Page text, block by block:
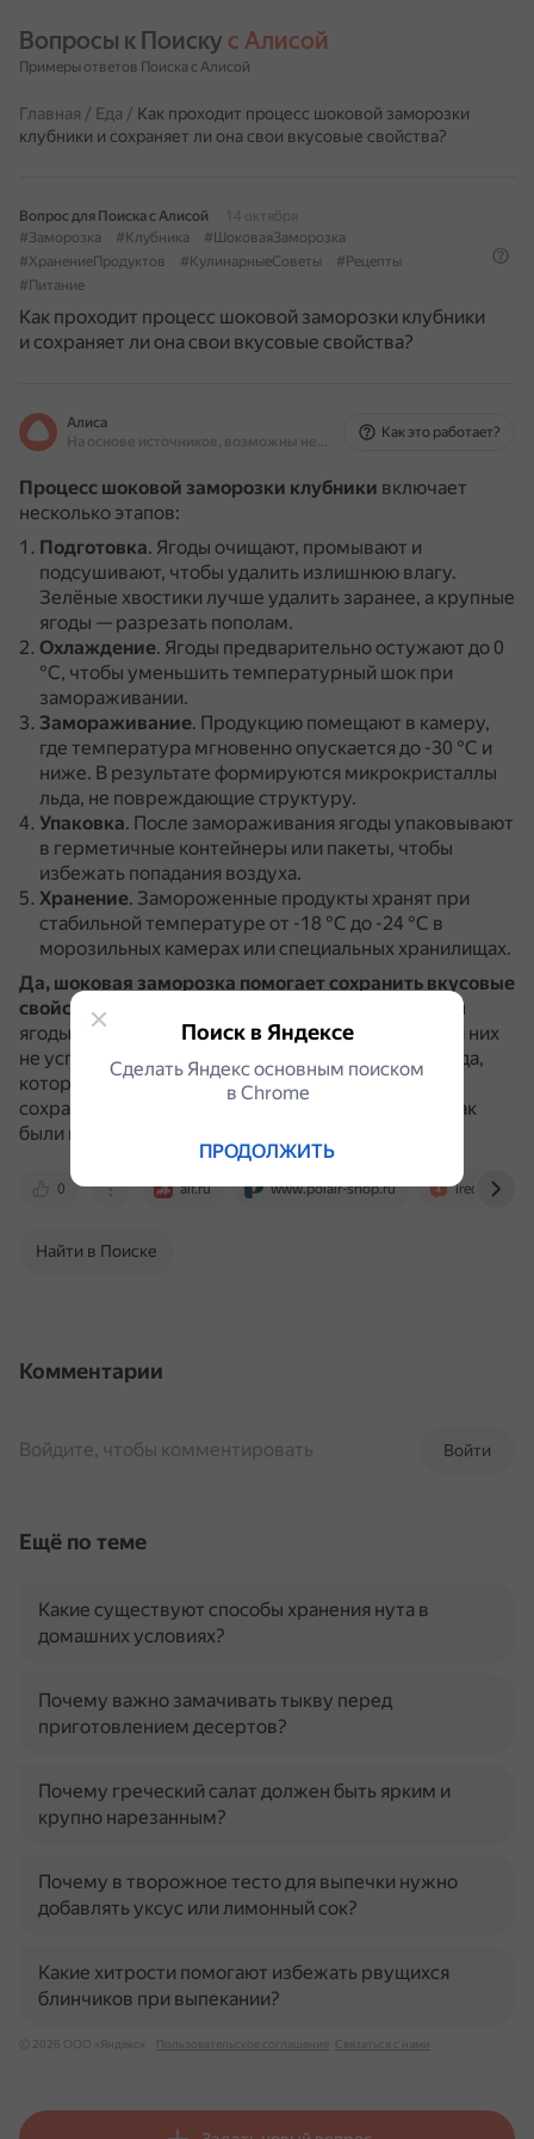
Вопросы к Поиску с Алисой
Примеры ответов Поиска с Алисой
Главная / Еда / Как проходит процесс шоковой заморозки
клубники и сохраняет ли она свои вкусовые свойства?
Вопрос для Поиска с Алисой
14 октября
#Заморозка
#Клубника
#ШоковаяЗаморозка
#ХранениеПродуктов
#КулинарныеСоветы
#Рецепты
#Питание
Как проходит процесс шоковой заморозки клубники
и сохраняет ли она свои вкусовые свойства?
Алиса
На основе источников, возможны неточности
Как это работает?
Процесс шоковой заморозки клубники включает
несколько этапов:
Подготовка. Ягоды очищают, промывают и
подсушивают, чтобы удалить излишнюю влагу.
Зелёные хвостики лучше удалить заранее, а крупные
ягоды — разрезать пополам.
Охлаждение. Ягоды предварительно остужают до 0
°C, чтобы уменьшить температурный шок при
замораживании.
Замораживание. Продукцию помещают в камеру,
где температура мгновенно опускается до -30 °C и
ниже. В результате формируются микрокристаллы
льда, не повреждающие структуру.
Упаковка. После замораживания ягоды упаковывают
в герметичные контейнеры или пакеты, чтобы
избежать попадания воздуха.
Хранение. Замороженные продукты хранят при
стабильной температуре от -18 °C до -24 °C в
морозильных камерах или специальных хранилищах.
Да, шоковая заморозка помогает сохранить вкусовые
свойства клубники
Смысл процесса в том, чтобы
ягоды застыли как можно быстрее — тогда внутри них
не успевают образоваться крупные кристаллы льда,
которые разрывают ткани.В результате ягоды
сохраняют форму, цвет и вкус почти такими же, как
были в свежем виде.
0 aif.ru www.polair-shop.ru
Найти в Поиске
Комментарии
Войти
Войдите, чтобы комментировать
Ещё по теме
Какие существуют способы хранения нута в
домашних условиях?
Почему важно замачивать тыкву перед
приготовлением десертов?
Почему греческий салат должен быть ярким и
крупно нарезанным?
Почему в творожное тесто для выпечки нужно
добавлять уксус или лимонный сок?
Какие хитрости помогают избежать рвущихся
блинчиков при выпекании?
© 2026 ООО «Яндекс» Пользовательское соглашение Связаться с нами
Поиск в Яндексе
Сделать Яндекс основным поиском
в Сhrome
ПРОДОЛЖИТЬ